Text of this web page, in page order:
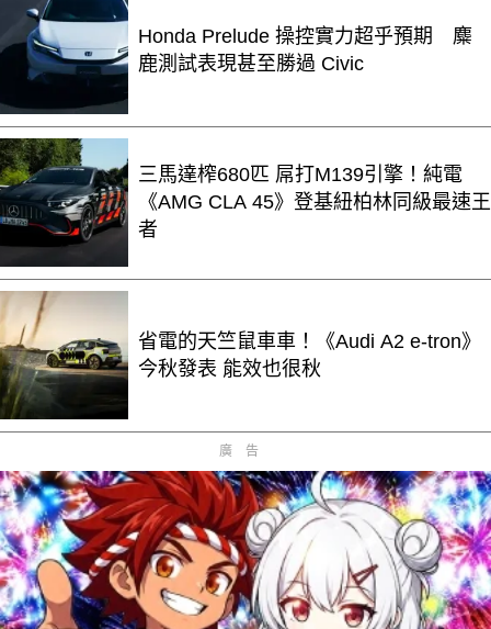
Honda Prelude 操控實力超乎預期 麋
鹿測試表現甚至勝過 Civic
三馬達榨680匹 屌打M139引擎！純電
《AMG CLA 45》登基紐柏林同級最速王
者
省電的天竺鼠車車！《Audi A2 e-tron》
今秋發表 能效也很秋
廣告